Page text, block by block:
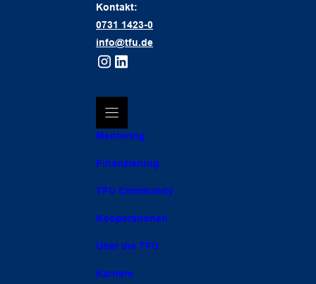
Kontakt:
0731 1423-0
info@tfu.de
Mentoring
Finanzierung
TFU Community
Kooperationen
Über die TFU
Karriere